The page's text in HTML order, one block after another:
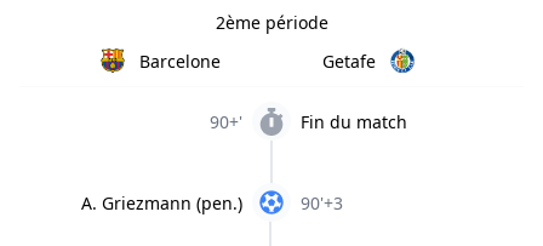
2ème période
Barcelone
Getafe
90+' Fin du match
90'+3
A. Griezmann (pen.)